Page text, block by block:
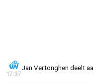
Jan Vertonghen deelt
17:37